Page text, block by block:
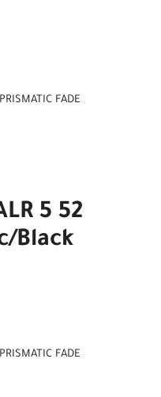
FADE
5 52
Black
FADE